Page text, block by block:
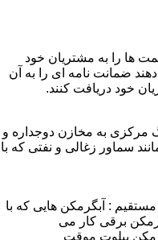
ها را به مشتریان خود
ضمانت نامه ای را به آن
خود دریافت کنند.
به مخازن دوجداره و
سماور زغالی و نفتی که با
گرمکن های آنی دیواری,آبگرمکن های مخزن دار,آبگرمکن های بدون مخزن نیز می گویند.2) آبگرمکن های مستقیم : آبگرمکن هایی که با
برقی کار می
),آبگرمکن پیلوت موقت